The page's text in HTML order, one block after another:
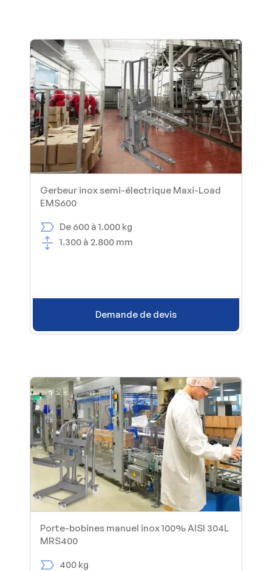
Gerbeur inox semi-électrique Maxi-Load
EMS600
De 600 à 1.000 kg
1.300 à 2.800 mm
Demande de devis
Porte-bobines manuel inox 100% AISI 304L
MRS400
400 kg